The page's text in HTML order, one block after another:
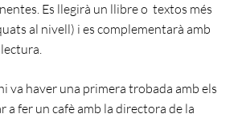
Es llegirà un llibre o textos més
al nivell) i es complementarà amb
va haver una primera trobada amb els
a fer un cafè amb la directora de la